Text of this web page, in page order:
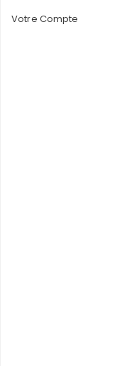
Votre Compte